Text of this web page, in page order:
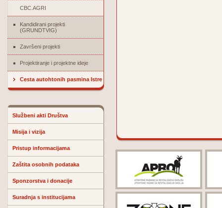
CBC.AGRI
Kandidirani projekti
(GRUNDTVIG)
Završeni projekti
Projektiranje i projektne ideje
Cesta autohtonih pasmina Istre
Službeni akti Društva
Misija i vizija
Pristup informacijama
Zaštita osobnih podataka
Sponzorstva i donacije
Suradnja s institucijama